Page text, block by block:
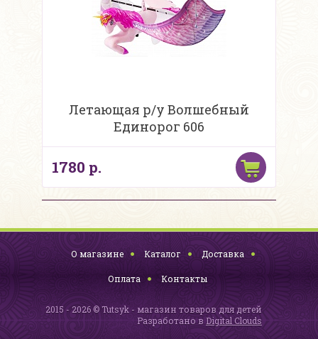
Летающая р/у Волшебный
Единорог 606
1780 р.
О магазине Каталог Доставка
Оплата Контакты
2015 - 2026 © Tutsyk - магазин товаров для детей
Разработано в Digital Clouds